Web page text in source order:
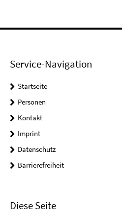
Service-Navigation
Startseite
Personen
Kontakt
Imprint
Datenschutz
Barrierefreiheit
Diese Seite